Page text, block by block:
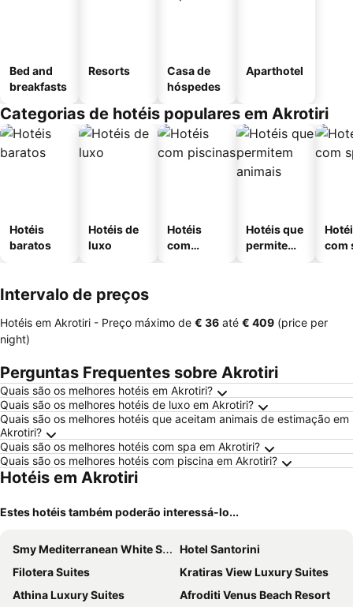
Bed and
breakfasts
Resorts
Casa de
hóspedes
Aparthotel
Categorias de hotéis populares em Akrotiri
Hotéis
baratos
Hotéis de
luxo
Hotéis
com
Hotéis que
permitem
com
Intervalo de preços
Hotéis em Akrotiri - Preço máximo de ‎€ 36 até ‎€ 409 (price per
night)
Perguntas Frequentes sobre Akrotiri
Quais são os melhores hotéis em Akrotiri?
Quais são os melhores hotéis de luxo em Akrotiri?
Quais são os melhores hotéis que aceitam animais de estimação em
Akrotiri?
Quais são os melhores hotéis com spa em Akrotiri?
Quais são os melhores hotéis com piscina em Akrotiri?
Hotéis em Akrotiri
Estes hotéis também poderão interessá-lo...
Smy Mediterranean White Santorini
Hotel Santorini
Filotera Suites
Kratiras View Luxury Suites
Athina Luxury Suites
Afroditi Venus Beach Resort